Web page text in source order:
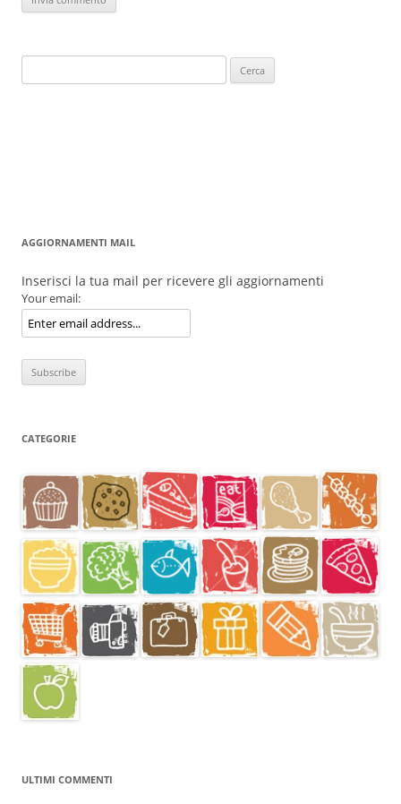
per:
AGGIORNAMENTI MAIL
Inserisci la tua mail per ricevere gli aggiornamenti
Your email:
CATEGORIE
ULTIMI COMMENTI